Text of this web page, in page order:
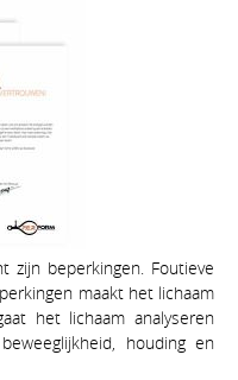
zijn beperkingen. Foutieve
maakt het lichaam
het lichaam analyseren
houding en